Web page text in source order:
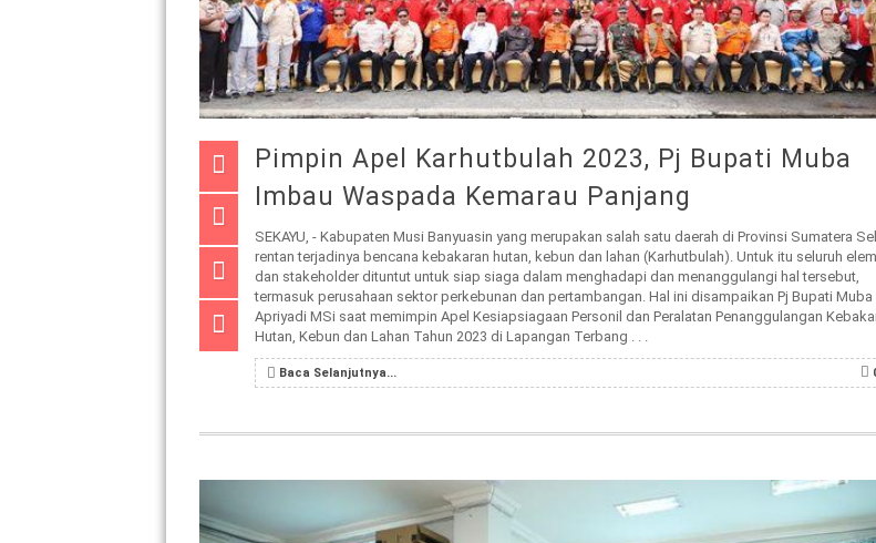
Pimpin Apel Karhutbulah 2023, Pj Bupati Muba
Imbau Waspada Kemarau Panjang
SEKAYU, - Kabupaten Musi Banyuasin yang merupakan salah satu daerah di Provinsi Sumatera
rentan terjadinya bencana kebakaran hutan, kebun dan lahan (Karhutbulah). Untuk itu seluruh
dan stakeholder dituntut untuk siap siaga dalam menghadapi dan menanggulangi hal tersebut,
termasuk perusahaan sektor perkebunan dan pertambangan. Hal ini disampaikan Pj Bupati Muba
Apriyadi MSi saat memimpin Apel Kesiapsiagaan Personil dan Peralatan Penanggulangan
Hutan, Kebun dan Lahan Tahun 2023 di Lapangan Terbang . . .
Baca Selanjutnya...